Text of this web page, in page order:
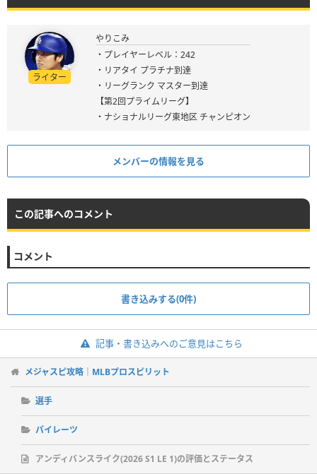
ライター
やりこみ
・プレイヤーレベル：242
・リアタイ プラチナ到達
・リーグランク マスター到達
【第2回プライムリーグ】
・ナショナルリーグ東地区 チャンピオン
メンバーの情報を見る
この記事へのコメント
コメント
書き込みする(0件)
記事・書き込みへのご意見はこちら
メジャスピ攻略｜MLBプロスピリット
選手
パイレーツ
アンディバンスライク(2026 S1 LE 1)の評価とステータス